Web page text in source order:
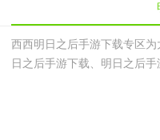
西西明日之后手游下载专区
日之后手游下载、明日之后
址，明日之后手游是一款沙